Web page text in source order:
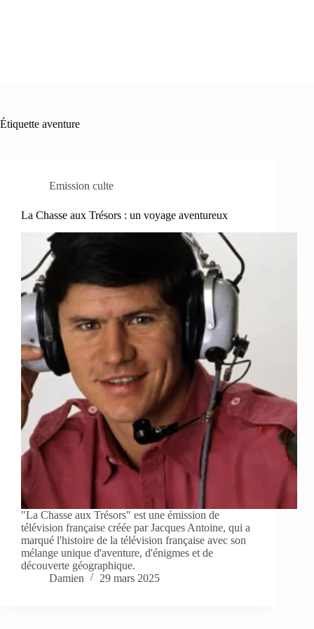
Étiquette aventure
Emission culte
La Chasse aux Trésors : un voyage aventureux
"La Chasse aux Trésors" est une émission de
télévision française créée par Jacques Antoine, qui a
marqué l'histoire de la télévision française avec son
mélange unique d'aventure, d'énigmes et de
découverte géographique.
Damien
29 mars 2025